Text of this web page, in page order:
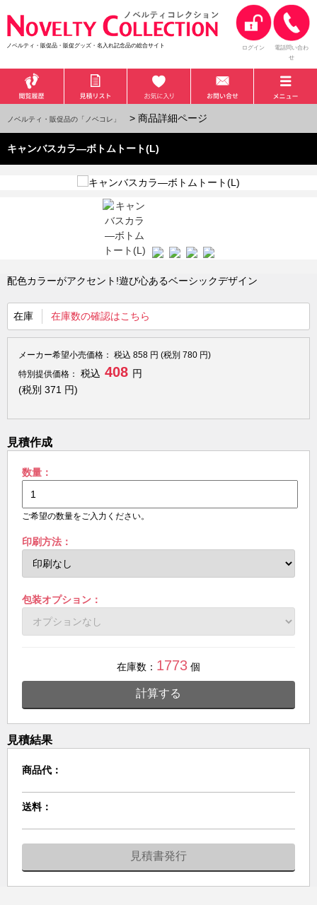
ノベルティ・販促品・販促グッズ・名入れ記念品の総合サイト ログイン
電話問い合わ
せ
ノベルティ・販促品の「ノベコレ」 > 商品詳細ページ
キャンバスカラ—ボトムトート(L)
配色カラーがアクセント!遊び心あるベーシックデザイン
在庫 在庫数の確認はこちら
メーカー希望小売価格： 税込 858 円 (税別 780 円)
特別提供価格：
税込 408 円
(税別 371 円)
見積作成
数量：
ご希望の数量をご入力ください。
印刷方法：
包装オプション：
在庫数： 1773 個
計算する
見積結果
商品代：
送料：
見積書発行